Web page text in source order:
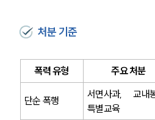
처분 기준
폭력 유형 주요 처분
단순 폭행
서면사과, 교내
특별교육